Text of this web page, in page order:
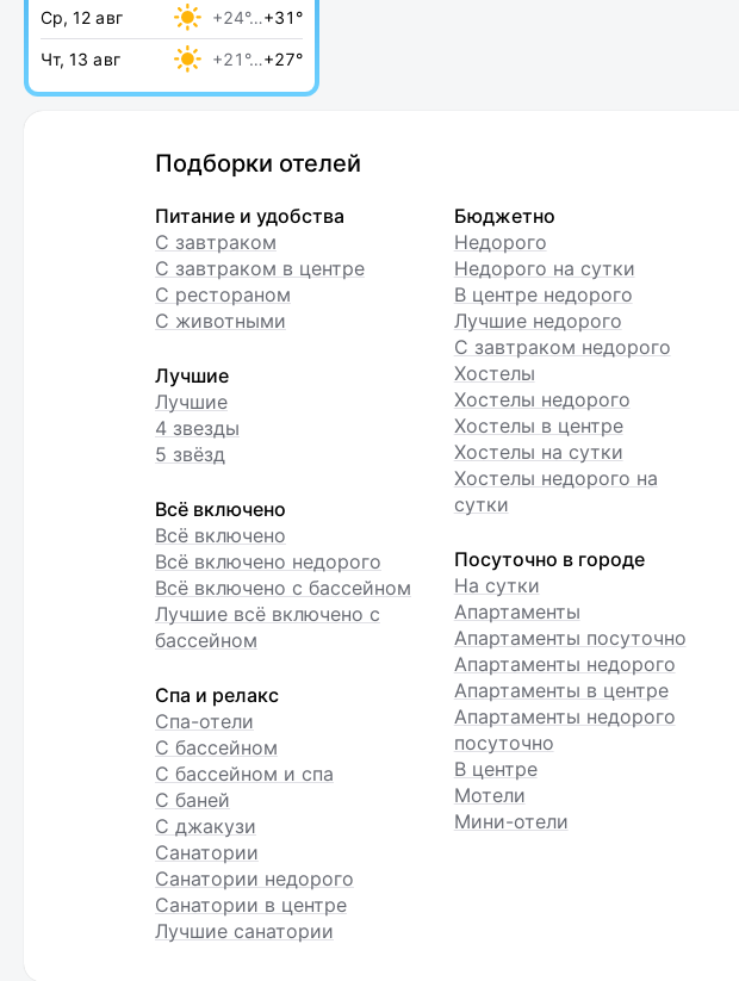
Ср, 12 авг +24°…+31°
Чт, 13 авг +21°…+27°
Подборки отелей
Питание и удобства
С завтраком
С завтраком в центре
С рестораном
С животными
Лучшие
Лучшие
4 звезды
5 звёзд
Всё включено
Всё включено
Всё включено недорого
Всё включено с бассейном
Лучшие всё включено с
бассейном
Спа и релакс
Спа-отели
С бассейном
С бассейном и спа
С баней
С джакузи
Санатории
Санатории недорого
Санатории в центре
Лучшие санатории
Бюджетно
Недорого
Недорого на сутки
В центре недорого
Лучшие недорого
С завтраком недорого
Хостелы
Хостелы недорого
Хостелы в центре
Хостелы на сутки
Хостелы недорого на
сутки
Посуточно в городе
На сутки
Апартаменты
Апартаменты посуточно
Апартаменты недорого
Апартаменты в центре
Апартаменты недорого
посуточно
В центре
Мотели
Мини-отели